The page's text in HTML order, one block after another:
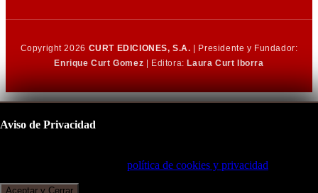
Copyright 2026 CURT EDICIONES, S.A. | Presidente y Fundador:
Enrique Curt Gomez | Editora: Laura Curt Iborra
Aviso de Privacidad
política de cookies y privacidad
Aceptar y Cerrar